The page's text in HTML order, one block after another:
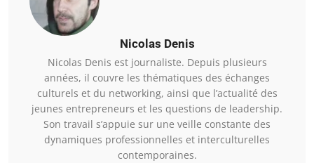
Nicolas Denis
Nicolas Denis est journaliste. Depuis plusieurs
années, il couvre les thématiques des échanges
culturels et du networking, ainsi que l’actualité des
jeunes entrepreneurs et les questions de leadership.
Son travail s’appuie sur une veille constante des
dynamiques professionnelles et interculturelles
contemporaines.